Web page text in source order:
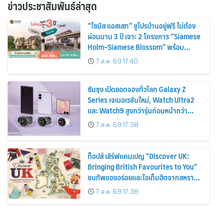
ข่าวประชาสัมพันธ์ล่าสุด
“ไซมิส แอสเสท” ชูโปรบ้านอยู่ฟรี ไม่ต้อง
ผ่อนนาน 3 ปี เจาะ 2 โครงการ “Siamese
Holm–Siamese Blossom” พร้อม
ส่วนลดและสิทธิพิเศษถึง 31 สิงหาคม
2569
7 ส.ค. 69 17:40
ซัมซุง เปิดยอดจองทั่วโลก Galaxy Z
Series เจเนอเรชันใหม่, Watch Ultra2
และ Watch9 สูงกว่ารุ่นก่อนหน้ากว่า
30%7 ส.ค. 69 17:38
ท็อปส์ เสิร์ฟแคมเปญ “Discover UK:
Bringing British Favourites to You”
ขนทัพของอร่อยและไอเท็มฮิตจากสหราช
อาณาจักร ส่งตรงถึงมือตั้งแต่วันนี้ – 18
สิงหาคมนี้
7 ส.ค. 69 17:38